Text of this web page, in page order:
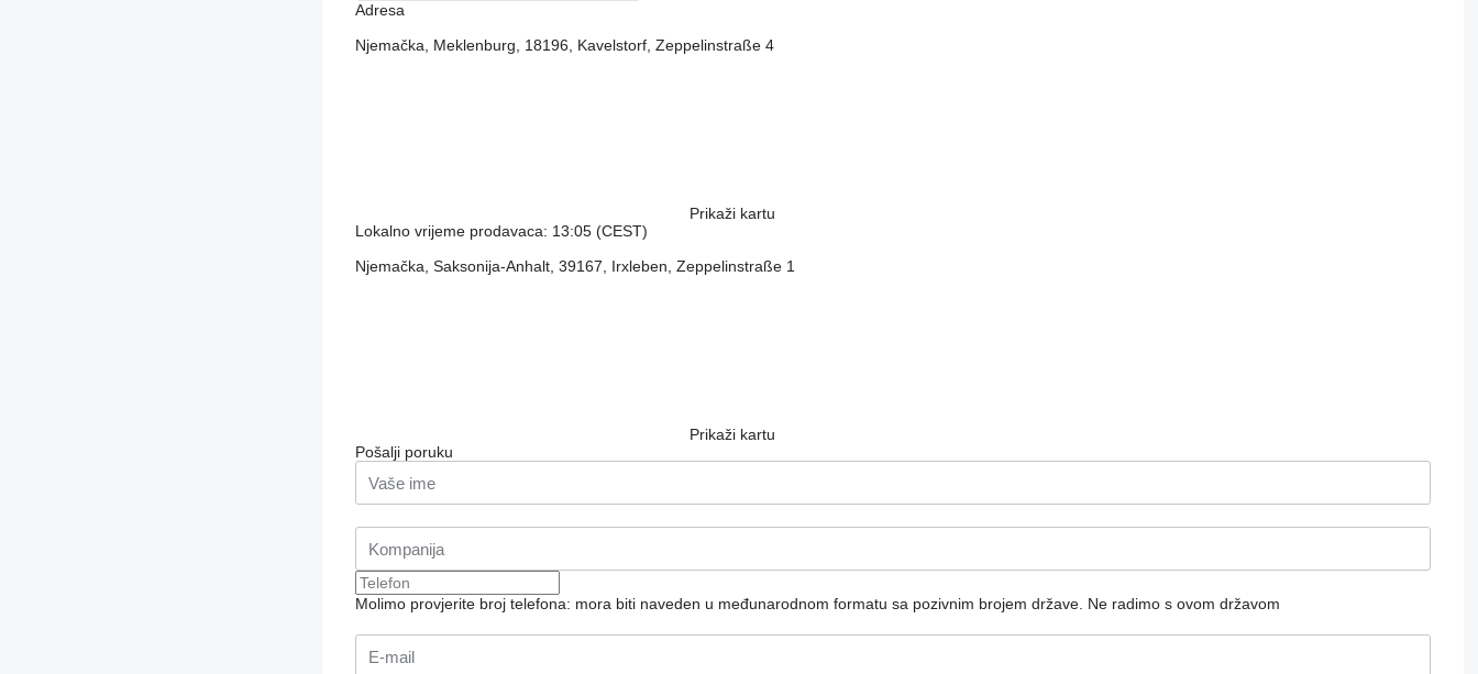
Adresa
Njemačka, Meklenburg, 18196, Kavelstorf, Zeppelinstraße 4
Prikaži kartu
Lokalno vrijeme prodavaca: 13:05 (CEST)
Njemačka, Saksonija-Anhalt, 39167, Irxleben, Zeppelinstraße 1
Prikaži kartu
Pošalji poruku
Molimo provjerite broj telefona: mora biti naveden u međunarodnom formatu sa pozivnim brojem države. Ne radimo s ovom državom